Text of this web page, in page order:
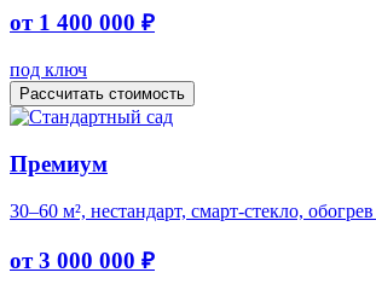
от 1 400 000 ₽
под ключ
Рассчитать стоимость
Премиум
30–60 м², нестандарт, смарт-стекло,
от 3 000 000 ₽